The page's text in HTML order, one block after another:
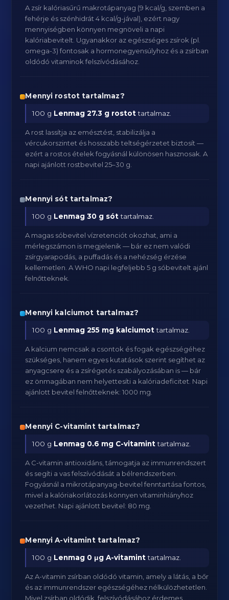
A zsír kalóriasűrű makrotápanyag (9 kcal/g, szemben a
fehérje és szénhidrát 4 kcal/g-jával), ezért nagy
mennyiségben könnyen megnöveli a napi
kalóriabevitelt. Ugyanakkor az egészséges zsírok (pl.
omega-3) fontosak a hormonegyensúlyhoz és a zsírban
oldódó vitaminok felszívódásához.
Mennyi rostot tartalmaz?
100 g Lenmag 27.3 g rostottartalmaz.
A rost lassítja az emésztést, stabilizálja a
vércukorszintet és hosszabb teltségérzetet biztosít —
ezért a rostos ételek fogyásnál különösen hasznosak. A
napi ajánlott rostbevitel 25–30 g.
Mennyi sót tartalmaz?
100 g Lenmag 30 g sóttartalmaz.
A magas sóbevitel vízretenciót okozhat, ami a
mérlegszámon is megjelenik — bár ez nem valódi
zsírgyarapodás, a puffadás és a nehézség érzése
kellemetlen. A WHO napi legfeljebb 5 g sóbevitelt ajánl
felnőtteknek.
Mennyi kalciumot tartalmaz?
100 g Lenmag 255 mg kalciumottartalmaz.
A kalcium nemcsak a csontok és fogak egészségéhez
szükséges, hanem egyes kutatások szerint segíthet az
anyagcsere és a zsírégetés szabályozásában is — bár
ez önmagában nem helyettesíti a kalóriadeficitet. Napi
ajánlott bevitel felnőtteknek: 1000 mg.
Mennyi C-vitamint tartalmaz?
100 g Lenmag 0.6 mg C-vitaminttartalmaz.
A C-vitamin antioxidáns, támogatja az immunrendszert
és segíti a vas felszívódását a bélrendszerben.
Fogyásnál a mikrotápanyag-bevitel fenntartása fontos,
mivel a kalóriakorlátozás könnyen vitaminhiányhoz
vezethet. Napi ajánlott bevitel: 80 mg.
Mennyi A-vitamint tartalmaz?
100 g Lenmag 0 μg A-vitaminttartalmaz.
Az A-vitamin zsírban oldódó vitamin, amely a látás, a bőr
és az immunrendszer egészségéhez nélkülözhetetlen.
Mivel zsírban oldódik, felszívódásához érdemes